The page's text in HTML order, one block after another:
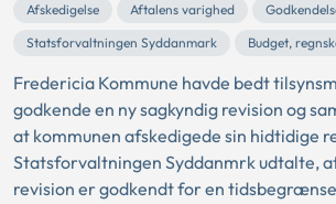
Afskedigelse Aftalens varighed
Statsforvaltningen Syddanmark
Budget,
Fredericia Kommune havde bedt
godkende en ny sagkyndig revision og
at kommunen afskedigede sin hidtidige
Statsforvaltningen Syddanmrk udtalte,
revision er godkendt for en